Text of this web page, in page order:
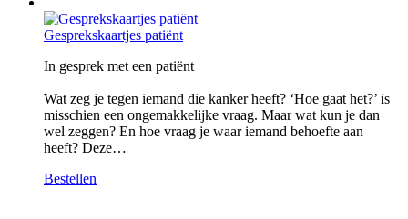
Gesprekskaartjes patiënt
In gesprek met een patiënt
Wat zeg je tegen iemand die kanker heeft? ‘Hoe gaat het?’ is
misschien een ongemakkelijke vraag. Maar wat kun je dan
wel zeggen? En hoe vraag je waar iemand behoefte aan
heeft? Deze…
Bestellen